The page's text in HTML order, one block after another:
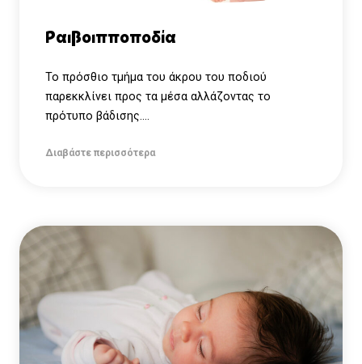
Ραιβοιπποποδία
Το πρόσθιο τμήμα του άκρου του ποδιού
παρεκκλίνει προς τα μέσα αλλάζοντας το
πρότυπο βάδισης....
Διαβάστε περισσότερα